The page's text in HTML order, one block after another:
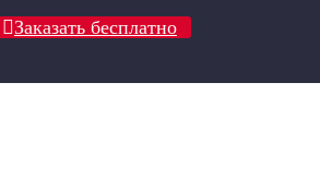
Заказать бесплатно